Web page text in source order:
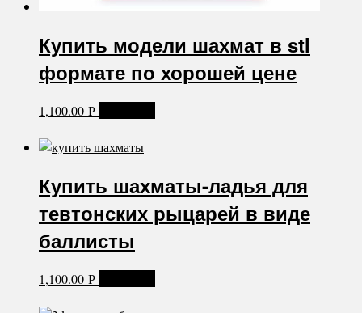
Купить модели шахмат в stl
формате по хорошей цене
1,100.00 Р
Купить шахматы-ладья для
тевтонских рыцарей в виде
баллисты
1,100.00 Р